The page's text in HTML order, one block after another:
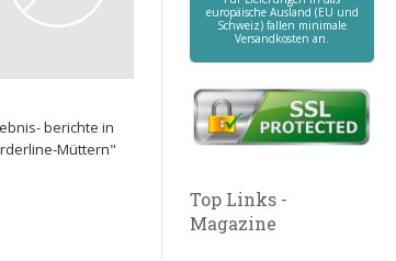
berichte in
Müttern"
europäische Ausland (EU und
Schweiz) fallen minimale
Versandkosten an.
Top Links -
Magazine